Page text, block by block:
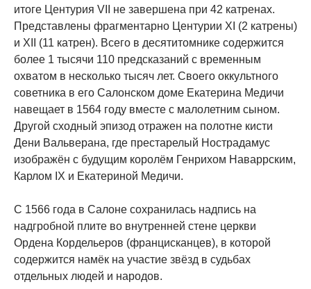
итоге Центурия VII не завершена при 42 катренах.
Представлены фрагментарно Центурии XI (2 катрены)
и XII (11 катрен). Всего в десятитомнике содержится
более 1 тысячи 110 предсказаний с временным
охватом в несколько тысяч лет. Своего оккультного
советника в его Салонском доме Екатерина Медичи
навещает в 1564 году вместе с малолетним сыном.
Другой сходный эпизод отражен на полотне кисти
Дени Вальверана, где престарелый Нострадамус
изображён с будущим королём Генрихом Наваррским,
Карлом IX и Екатериной Медичи.
С 1566 года в Салоне сохранилась надпись на
надгробной плите во внутренней стене церкви
Ордена Кордельеров (францисканцев), в которой
содержится намёк на участие звёзд в судьбах
отдельных людей и народов.